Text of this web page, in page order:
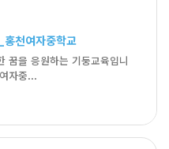
천여자중학교
꿈을 응원하는 기둥교육입니
자중...